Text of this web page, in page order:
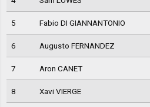
5 Fabio DI GIANNANTONIO
6 Augusto FERNANDEZ
7 Aron CANET
8 Xavi VIERGE